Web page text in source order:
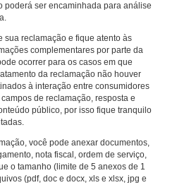
poderá ser encaminhada para análise
sua reclamação e fique atento às
complementares por parte da
ocorrer para os casos em que
da reclamação não houver
à interação entre consumidores
de reclamação, resposta e
público, por isso fique tranquilo
você pode anexar documentos,
nota fiscal, ordem de serviço,
o tamanho (limite de 5 anexos de 1
(pdf, doc e docx, xls e xlsx, jpg e